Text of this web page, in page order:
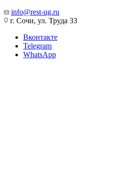
info@rest-ug.ru
г. Сочи, ул. Труда 33
Вконтакте
Telegram
WhatsApp